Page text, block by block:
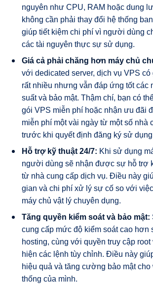
nguyên như CPU, RAM hoặc dung
không cần phải thay đổi hệ thống
giúp tiết kiệm chi phí vì người dùng
các tài nguyên thực sự sử dụng.
Giá cả phải chăng hơn máy chủ
với dedicated server, dịch vụ VPS
rất nhiều nhưng vẫn đáp ứng tốt các
suất và bảo mật. Thậm chí, bạn có
gói VPS miễn phí hoặc nhận ưu đãi
miễn phí một vài ngày từ một số nhà
trước khi quyết định đăng ký sử
Hỗ trợ kỹ thuật 24/7: Khi sử dụng
người dùng sẽ nhận được sự hỗ trợ
từ nhà cung cấp dịch vụ. Điều này
gian và chi phí xử lý sự cố so với
máy chủ vật lý chuyên dụng.
Tăng quyền kiểm soát và bảo mật:
cung cấp mức độ kiểm soát cao hơn
hosting, cùng với quyền truy cập
hiện các lệnh tùy chỉnh. Điều này
hiệu quả và tăng cường bảo mật
thống của mình.